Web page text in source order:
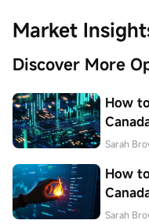
Market
Discover More
How
Sarah
How
Sarah